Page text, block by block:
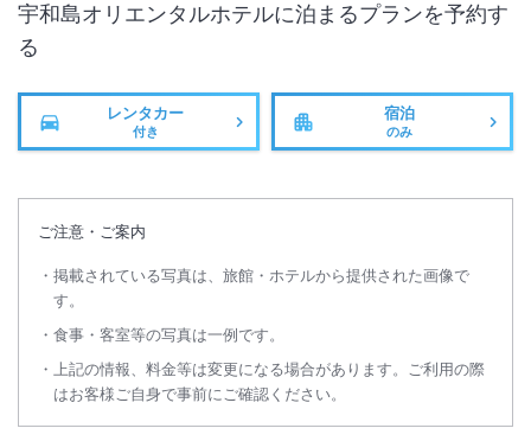
宇和島オリエンタルホテルに泊まるプランを予約す
る
レンタカー
付き
宿泊
のみ
ご注意・ご案内
掲載されている写真は、旅館・ホテルから提供された画像で
す。
食事・客室等の写真は一例です。
上記の情報、料金等は変更になる場合があります。ご利用の際
はお客様ご自身で事前にご確認ください。